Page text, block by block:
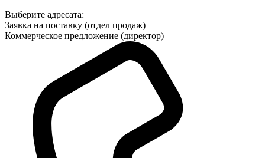
Выберите адресата:
Заявка на поставку (отдел продаж)
Коммерческое предложение (директор)